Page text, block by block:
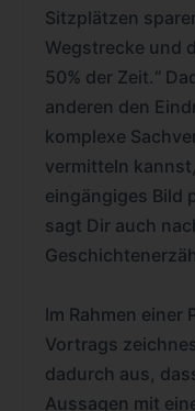
Sitzplätzen
Wegstrecke und
50% der Zeit.“
anderen den
komplexe
vermitteln
eingängiges Bild
sagt Dir auch
Im Rahmen einer
Vortrags
dadurch aus,
Aussagen mit